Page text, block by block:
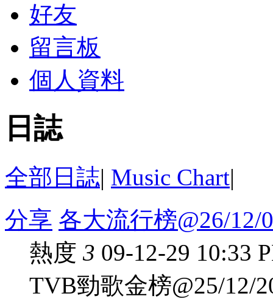
好友
留言板
個人資料
日誌
全部日誌| Music Chart|
分享 各大流行榜@26/12/
熱度 3 09-12-29 10:33
TVB勁歌金榜@25/